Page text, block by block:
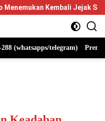
Jejak Sejarah IPDN
(whatsapps/telegram)